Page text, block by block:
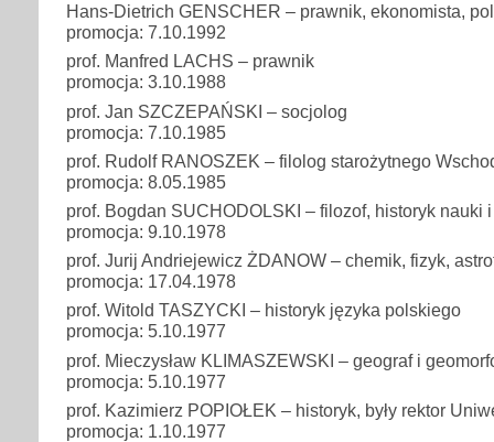
Hans-Dietrich GENSCHER – prawnik, ekonomista,
promocja: 7.10.1992
prof. Manfred LACHS – prawnik
promocja: 3.10.1988
prof. Jan SZCZEPAŃSKI – socjolog
promocja: 7.10.1985
prof. Rudolf RANOSZEK – filolog starożytnego
promocja: 8.05.1985
prof. Bogdan SUCHODOLSKI – filozof, historyk nauki
promocja: 9.10.1978
prof. Jurij Andriejewicz ŻDANOW – chemik, fizyk,
promocja: 17.04.1978
prof. Witold TASZYCKI – historyk języka polskiego
promocja: 5.10.1977
prof. Mieczysław KLIMASZEWSKI – geograf i
promocja: 5.10.1977
prof. Kazimierz POPIOŁEK – historyk, były rektor
promocja: 1.10.1977